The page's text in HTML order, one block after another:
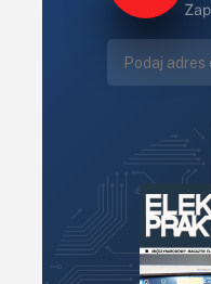
LED/LCD/OLED
Mechatronika
Optoelektronika
PCB/Montaż